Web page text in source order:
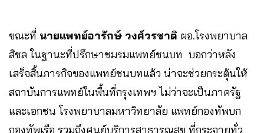
ขณะที่ นายแพทย์อารักษ์ วงศ์วรชาติ ผอ.โรงพยาบาล
สิชล ในฐานะที่ปรึกษาชมรมแพทย์ชนบท บอกว่าหลัง
เสร็จสิ้นภารกิจของแพทย์ชนบทแล้ว น่าจะช่วยกระตุ้นให้
สถาบันการแพทย์ในพื้นที่กรุงเทพฯ ไม่ว่าจะเป็นภาครัฐ
และเอกชน โรงพยาบาลมหาวิทยาลัย แพทย์กองทัพบก
กองทัพเรือ รวมถึงศูนย์บริการสาธารณสุข ที่กระจายทั่ว